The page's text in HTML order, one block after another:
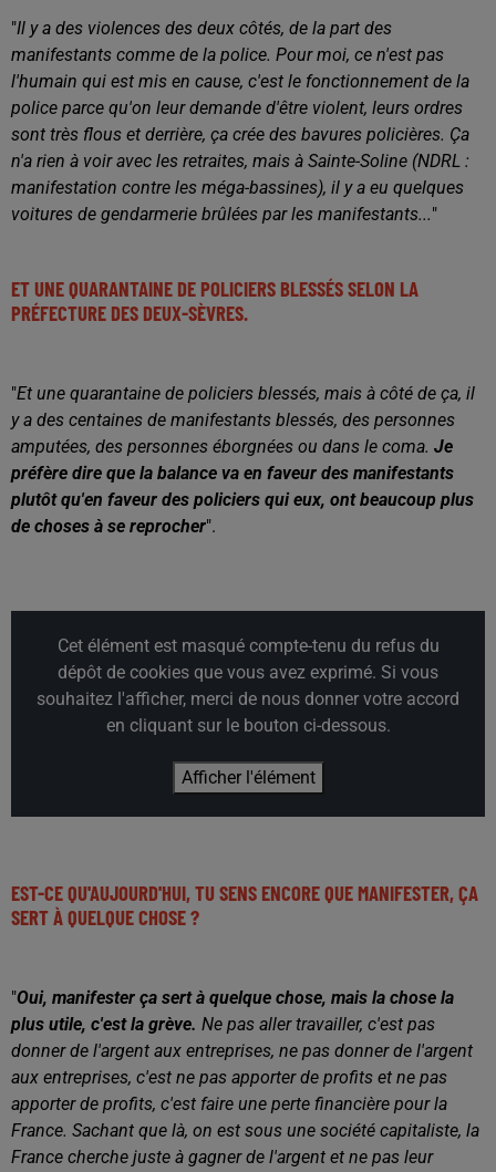
"Il y a des violences des deux côtés, de la part des
manifestants comme de la police. Pour moi, ce n'est pas
l'humain qui est mis en cause, c'est le fonctionnement de la
police parce qu'on leur demande d'être violent, leurs ordres
sont très flous et derrière, ça crée des bavures policières. Ça
n'a rien à voir avec les retraites, mais à Sainte-Soline (NDRL :
manifestation contre les méga-bassines), il y a eu quelques
voitures de gendarmerie brûlées par les manifestants..."
ET UNE QUARANTAINE DE POLICIERS BLESSÉS SELON LA
PRÉFECTURE DES DEUX-SÈVRES.
"Et une quarantaine de policiers blessés, mais à côté de ça, il
y a des centaines de manifestants blessés, des personnes
amputées, des personnes éborgnées ou dans le coma. Je
préfère dire que la balance va en faveur des manifestants
plutôt qu'en faveur des policiers qui eux, ont beaucoup plus
de choses à se reprocher".
Cet élément est masqué compte-tenu du refus du
dépôt de cookies que vous avez exprimé. Si vous
souhaitez l'afficher, merci de nous donner votre accord
en cliquant sur le bouton ci-dessous.
Afficher l'élément
EST-CE QU'AUJOURD'HUI, TU SENS ENCORE QUE MANIFESTER, ÇA
SERT À QUELQUE CHOSE ?
"Oui, manifester ça sert à quelque chose, mais la chose la
plus utile, c'est la grève. Ne pas aller travailler, c'est pas
donner de l'argent aux entreprises, ne pas donner de l'argent
aux entreprises, c'est ne pas apporter de profits et ne pas
apporter de profits, c'est faire une perte financière pour la
France. Sachant que là, on est sous une société capitaliste, la
France cherche juste à gagner de l'argent et ne pas leur